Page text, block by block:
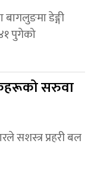
डेङ्गी
पुगेको
सरुवा
सशस्त्र प्रहरी बल